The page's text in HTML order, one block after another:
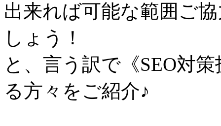
出来れば可能な範囲ご
しょう！
と、言う訳で《SEO対
る方々をご紹介♪